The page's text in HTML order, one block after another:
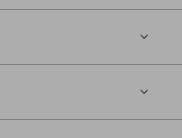
aan